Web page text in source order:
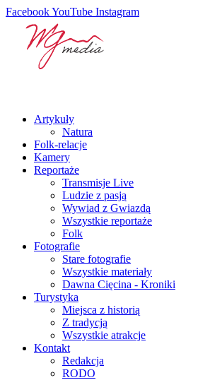
FacebookYouTube Instagram
Artykuły
Natura
Folk-relacje
Kamery
Reportaże
Transmisje Live
Ludzie z pasją
Wywiad z Gwiazdą
Wszystkie reportaże
Folk
Fotografie
Stare fotografie
Wszystkie materiały
Dawna Cięcina - Kroniki
Turystyka
Miejsca z historią
Z tradycją
Wszystkie atrakcje
Kontakt
Redakcja
RODO